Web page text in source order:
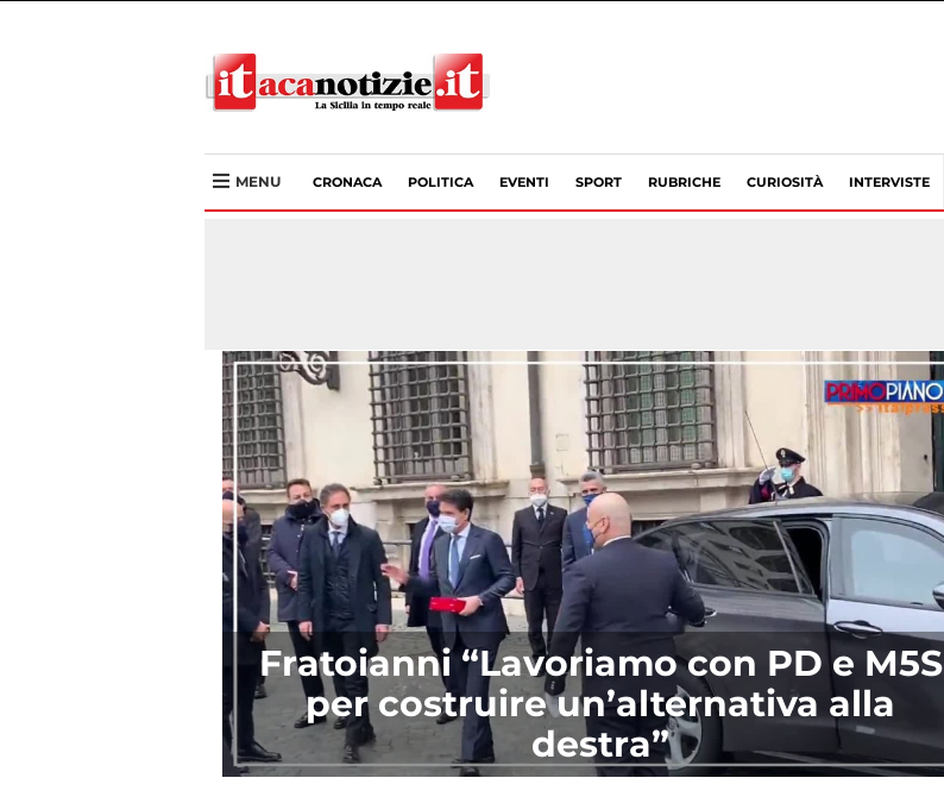
MENU CRONACA POLITICA EVENTI SPORT RUBRICHE CURIOSITÀ INTERVISTE
Fratoianni “Lavoriamo con PD e M5S
per costruire un’alternativa alla
destra”